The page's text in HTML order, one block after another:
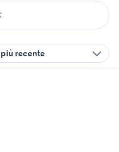
recente